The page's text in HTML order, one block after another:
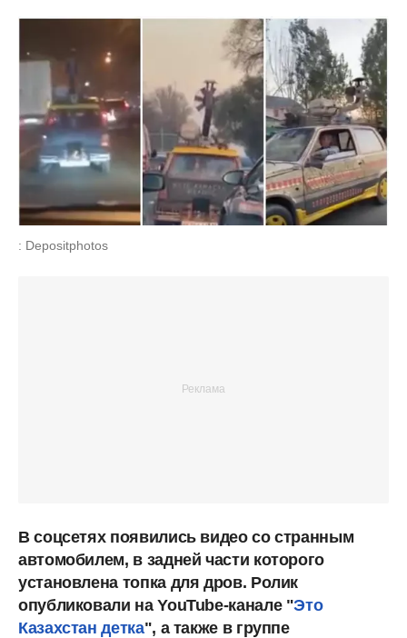
: Depositphotos
В соцсетях появились видео со странным
автомобилем, в задней части которого
установлена топка для дров. Ролик
опубликовали на YouTube-канале "Это
Казахстан детка", а также в группе